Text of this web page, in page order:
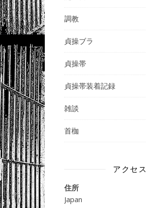
調教
貞操ブラ
貞操帯
貞操帯装着記録
雑談
首枷
アクセス
住所
Japan